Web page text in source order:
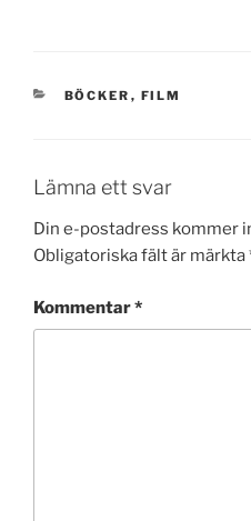
KATEGORIER
BÖCKER , FILM
Lämna ett svar
Din e-postadress kommer
Obligatoriska fält är märkta
Kommentar*